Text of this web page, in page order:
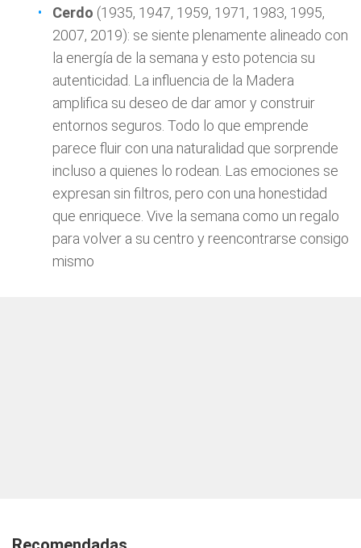
Cerdo (1935, 1947, 1959, 1971, 1983, 1995,
2007, 2019): se siente plenamente alineado con
la energía de la semana y esto potencia su
autenticidad. La influencia de la Madera
amplifica su deseo de dar amor y construir
entornos seguros. Todo lo que emprende
parece fluir con una naturalidad que sorprende
incluso a quienes lo rodean. Las emociones se
expresan sin filtros, pero con una honestidad
que enriquece. Vive la semana como un regalo
para volver a su centro y reencontrarse consigo
mismo